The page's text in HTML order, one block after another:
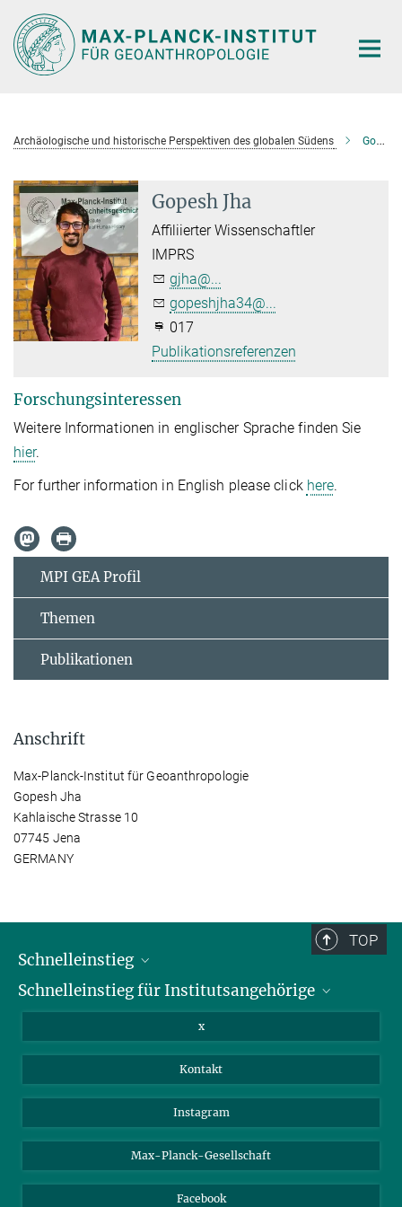
Hauptinhalt
Archäologische und historische Perspektiven des globalen Südens Gopesh Jha
Gopesh Jha
Affiliierter Wissenschaftler
IMPRS
gjha@...
gopeshjha34@...
017
Publikationsreferenzen
Forschungsinteressen
Weitere Informationen in englischer Sprache finden Sie
hier.
For further information in English please click here.
MPI GEA Profil
Themen
Publikationen
Anschrift
Max-Planck-Institut für Geoanthropologie
Gopesh Jha
Kahlaische Strasse 10
07745 Jena
GERMANY
TOP
Schnelleinstieg
Bibliothek
Schnelleinstieg für Institutsangehörige
Nextcloud
x
Kontakt
Instagram
Max-Planck-Gesellschaft
Facebook